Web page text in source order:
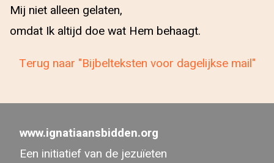
Mij niet alleen gelaten,
omdat Ik altijd doe wat Hem behaagt.
Terug naar "Bijbelteksten voor dagelijkse mail"
www.ignatiaansbidden.org
Een initiatief van de jezuïeten